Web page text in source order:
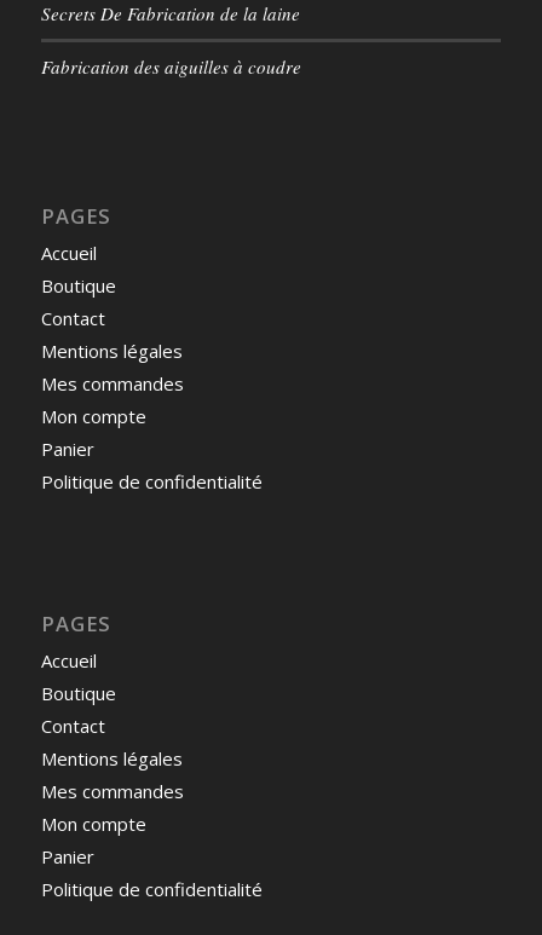
Secrets De Fabrication de la laine
Fabrication des aiguilles à coudre
PAGES
Accueil
Boutique
Contact
Mentions légales
Mes commandes
Mon compte
Panier
Politique de confidentialité
PAGES
Accueil
Boutique
Contact
Mentions légales
Mes commandes
Mon compte
Panier
Politique de confidentialité